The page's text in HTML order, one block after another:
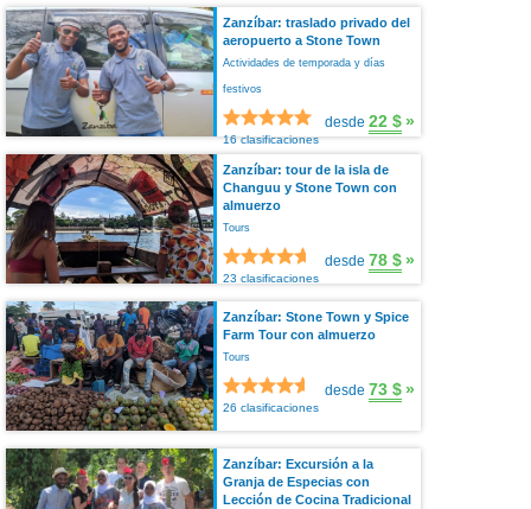
Zanzíbar: traslado privado del
aeropuerto a Stone Town
Actividades de temporada y días
festivos
16 clasificaciones
desde 22 $»
Zanzíbar: tour de la isla de
Changuu y Stone Town con
almuerzo
Tours
23 clasificaciones
desde 78 $»
Zanzíbar: Stone Town y Spice
Farm Tour con almuerzo
Tours
26 clasificaciones
desde 73 $»
Zanzíbar: Excursión a la
Granja de Especias con
Lección de Cocina Tradicional